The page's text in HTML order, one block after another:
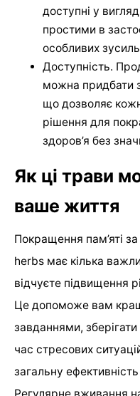
доступні у
простими в
особливих
Доступність.
можна придбати
що дозволяє
рішення для
здоров’я без
Як ці трави
ваше життя
Покращення пам’яті
herbs має кілька
відчуєте підвищення
Це допоможе вам
завданнями,
час стресових
загальну